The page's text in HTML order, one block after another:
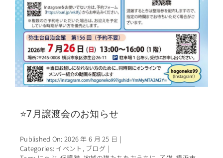
⭐7月譲渡会のお知らせ
Published On: 2026 年 6 月 25 日 |
Categories: イベント , ブログ |